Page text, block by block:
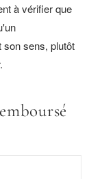
à vérifier que
son sens, plutôt